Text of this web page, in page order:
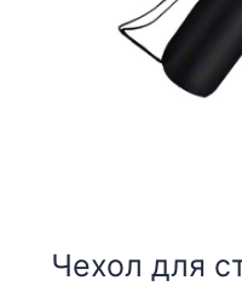
Чехол для